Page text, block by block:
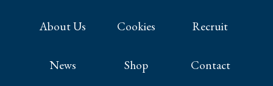
About Us Cookies Recruit
News Shop Contact